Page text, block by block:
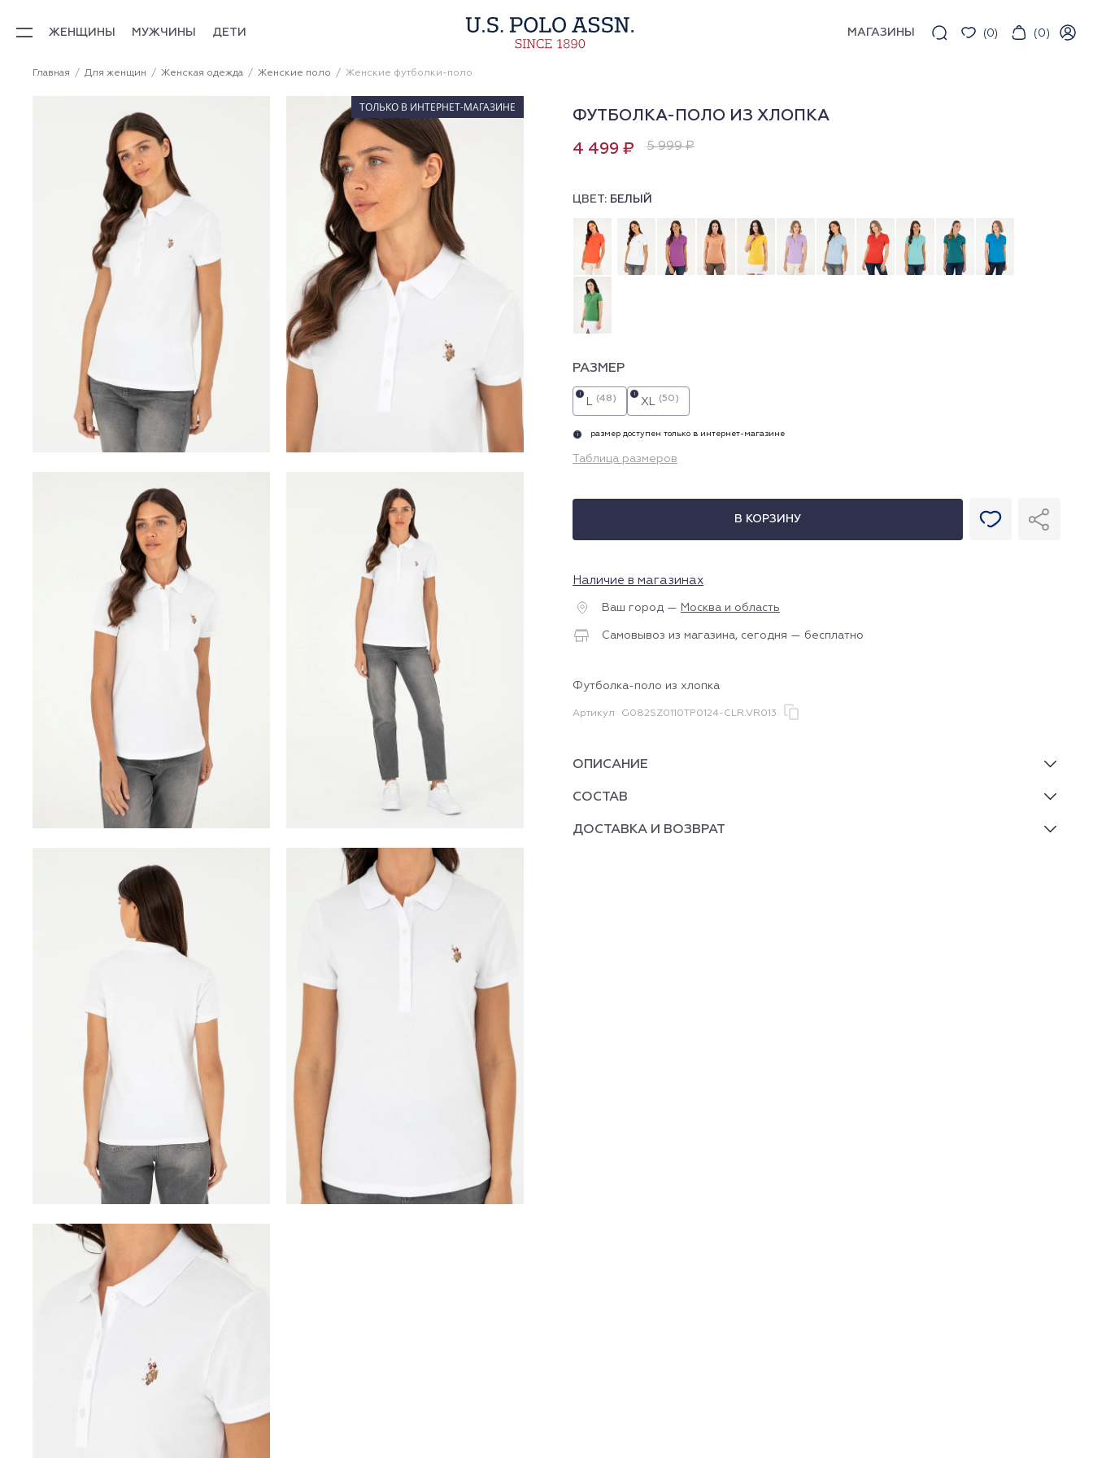
ЖЕНЩИНЫ МУЖЧИНЫ ДЕТИ МАГАЗИНЫ (0) (0)
Главная Для женщин Женская одежда Женские поло Женские футболки-поло
ТОЛЬКО В ИНТЕРНЕТ-МАГАЗИНЕ
ФУТБОЛКА-ПОЛО ИЗ ХЛОПКА
4 499 ₽ 5 999 ₽
ЦВЕТ: БЕЛЫЙ
РАЗМЕР
L (48)
i
XL (50)
i
i размер доступен только в интернет-магазине
Таблица размеров
В КОРЗИНУ
Наличие в магазинах
Ваш город — Москва и область
Самовывоз из магазина, сегодня — бесплатно
Футболка-поло из хлопка
Артикул G082SZ0110TP0124-CLR.VR013
ОПИСАНИЕ
СОСТАВ
ДОСТАВКА И ВОЗВРАТ